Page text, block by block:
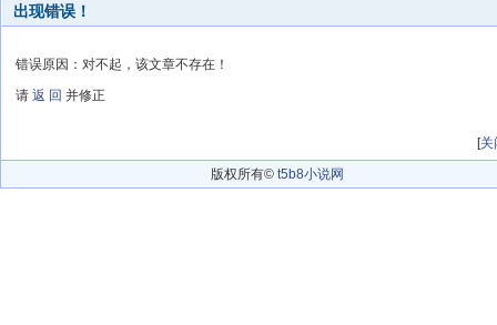
出现错误！
错误原因：对不起，该文章不存在！
请 返 回 并修正
[关
版权所有© t5b8小说网